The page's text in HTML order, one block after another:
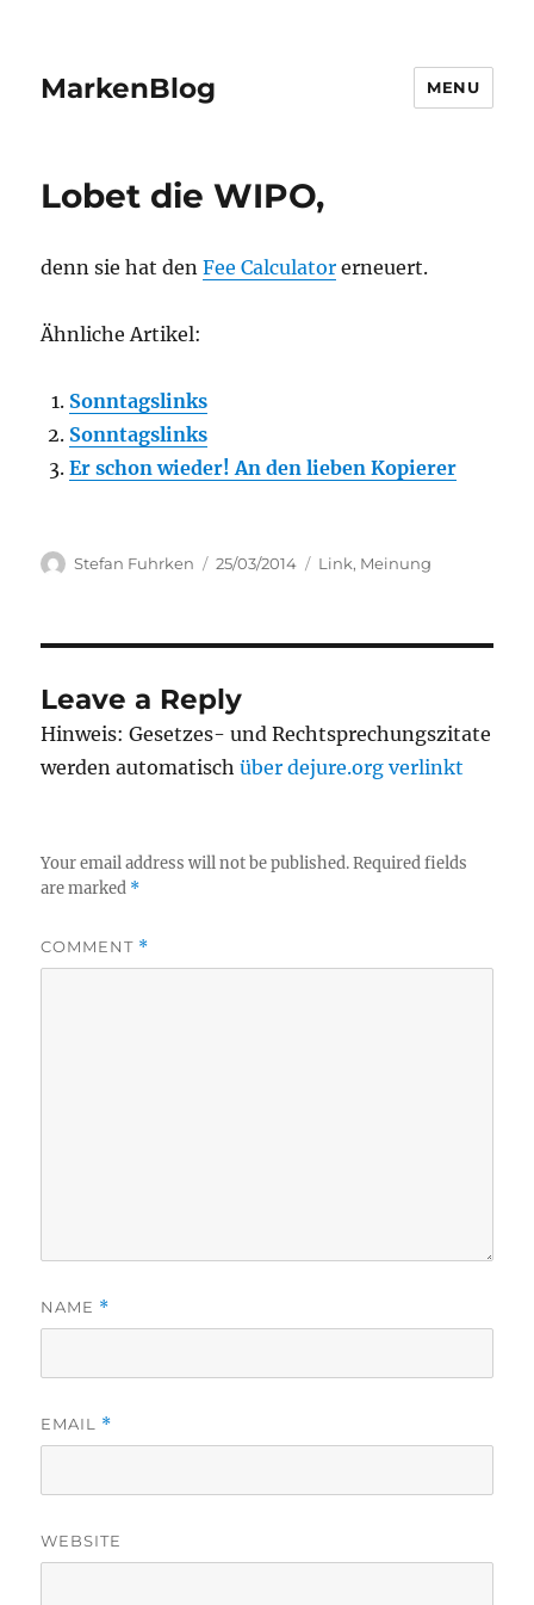
MarkenBlog MENU
Lobet die WIPO,
denn sie hat denFee Calculator erneuert.
Ähnliche Artikel:
Sonntagslinks
Sonntagslinks
Er schon wieder! An den lieben Kopierer
Author
Stefan Fuhrken
Posted
25/03/2014 Categories
Link, Meinung
Leave a Reply
Hinweis: Gesetzes- und Rechtsprechungszitate
werden automatischüber dejure.org verlinkt
Your email address will not be published. Required fields
are marked *
COMMENT *
NAME *
EMAIL *
WEBSITE